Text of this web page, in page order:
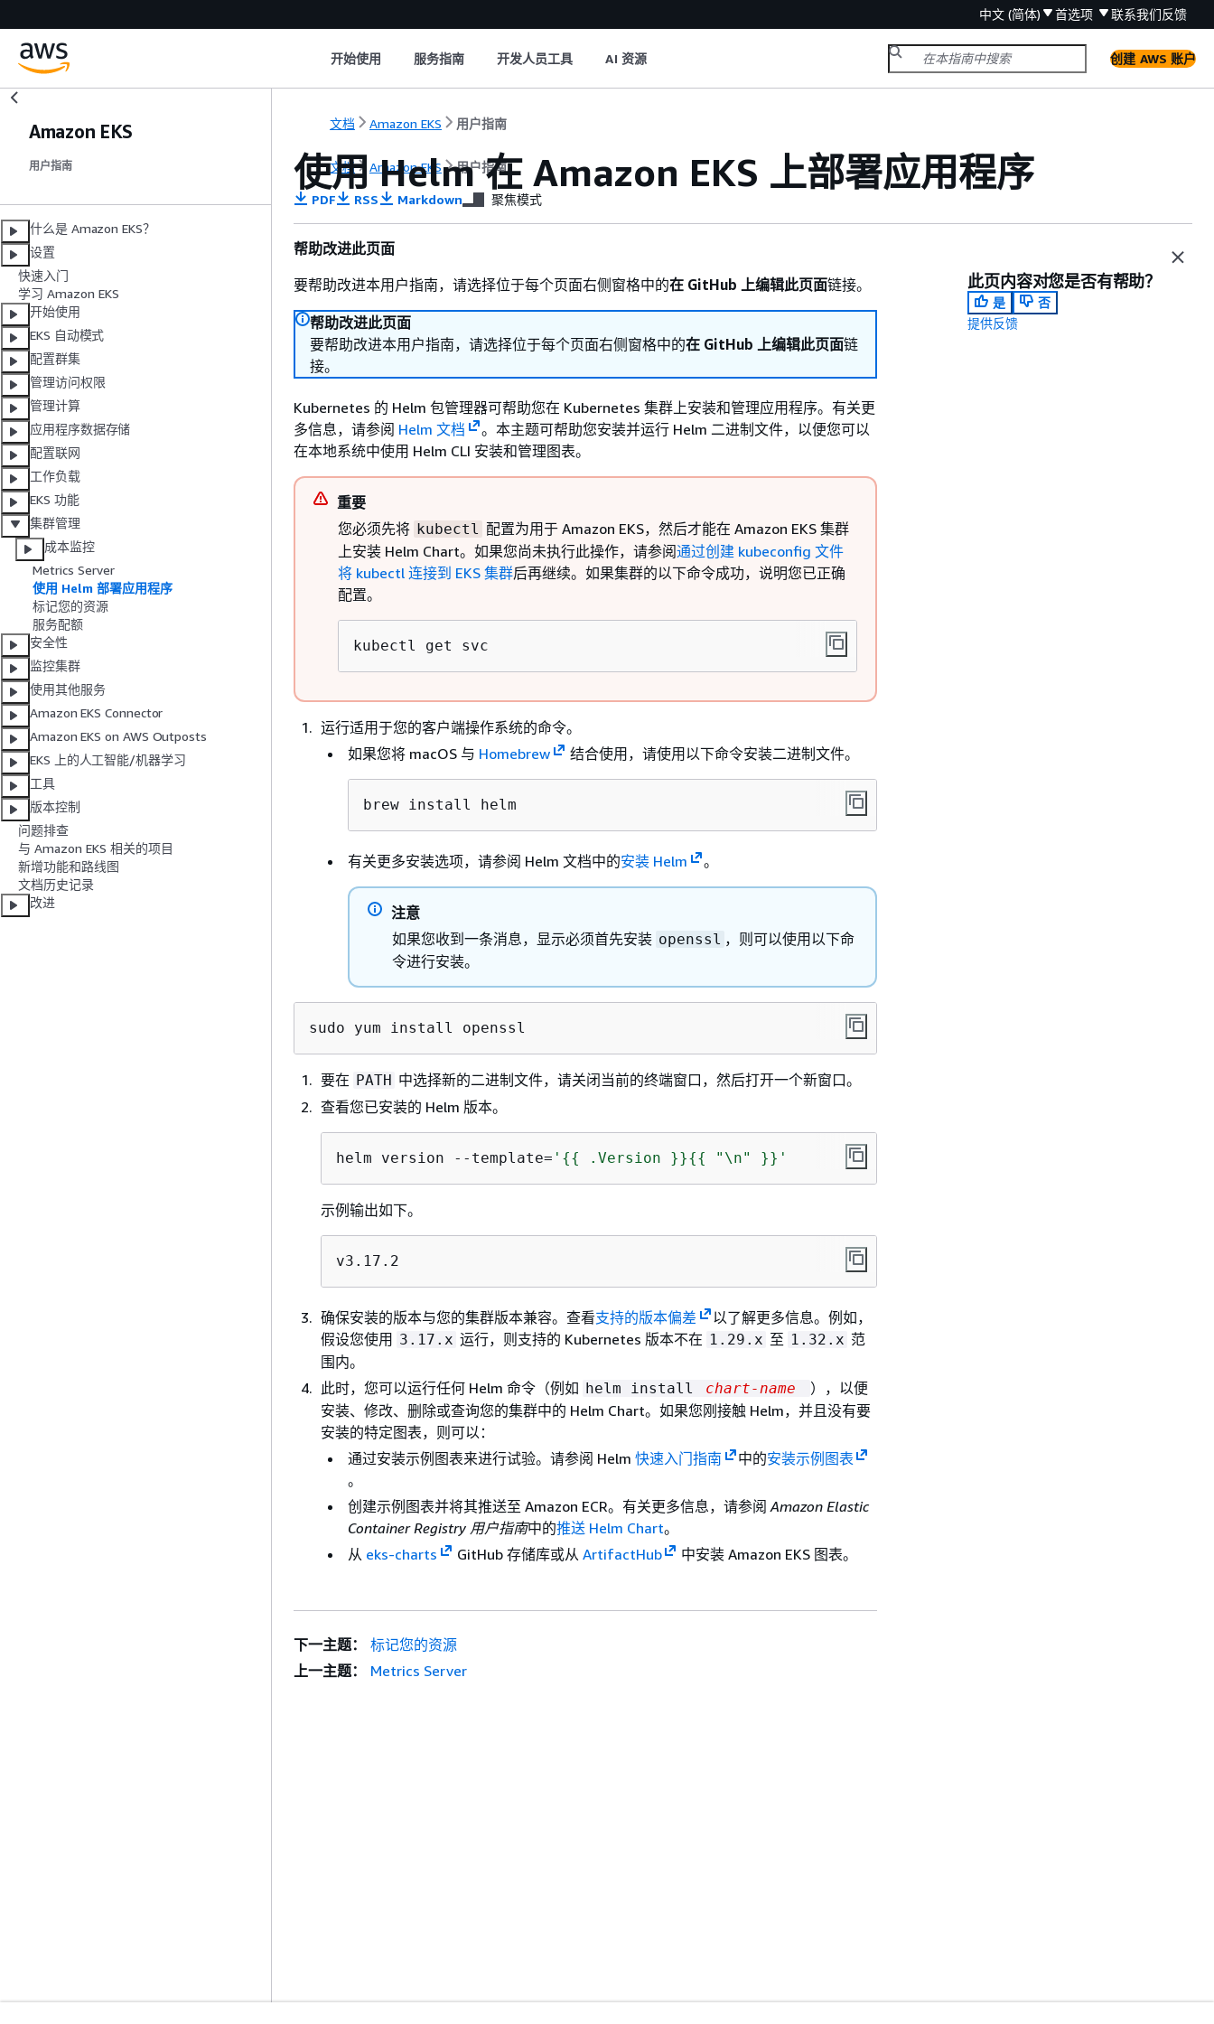
中文 (简体) 首选项 联系我们反馈
开始使用 服务指南 开发人员工具 AI 资源 创建 AWS 账户
Amazon EKS
用户指南
什么是 Amazon EKS？
设置
快速入门
学习 Amazon EKS
开始使用
EKS 自动模式
配置群集
管理访问权限
管理计算
应用程序数据存储
配置联网
工作负载
EKS 功能
集群管理
成本监控
Metrics Server
使用 Helm 部署应用程序
标记您的资源
服务配额
安全性
监控集群
使用其他服务
Amazon EKS Connector
Amazon EKS on AWS Outposts
EKS 上的人工智能/机器学习
工具
版本控制
问题排查
与 Amazon EKS 相关的项目
新增功能和路线图
文档历史记录
改进
文档 Amazon EKS 用户指南
文档 Amazon EKS 用户指南
使用 Helm 在 Amazon EKS 上部署应用程序
PDF RSS Markdown 聚焦模式
帮助改进此页面
要帮助改进本用户指南，请选择位于每个页面右侧窗格中的在 GitHub 上编辑此页面链接。
帮助改进此页面
要帮助改进本用户指南，请选择位于每个页面右侧窗格中的在 GitHub 上编辑此页面链
接。
Kubernetes 的 Helm 包管理器可帮助您在 Kubernetes 集群上安装和管理应用程序。有关更
多信息，请参阅 Helm 文档
。本主题可帮助您安装并运行 Helm 二进制文件，以便您可以
在本地系统中使用 Helm CLI 安装和管理图表。
重要
您必须先将 kubectl 配置为用于 Amazon EKS，然后才能在 Amazon EKS 集群
上安装 Helm Chart。如果您尚未执行此操作，请参阅通过创建 kubeconfig 文件
将 kubectl 连接到 EKS 集群后再继续。如果集群的以下命令成功，说明您已正确
配置。
kubectl get svc
运行适用于您的客户端操作系统的命令。
如果您将 macOS 与 Homebrew 结合使用，请使用以下命令安装二进制文件。
brew install helm
有关更多安装选项，请参阅 Helm 文档中的安装 Helm 。
注意
如果您收到一条消息，显示必须首先安装 openssl ，则可以使用以下命
令进行安装。
sudo yum install openssl
要在 PATH 中选择新的二进制文件，请关闭当前的终端窗口，然后打开一个新窗口。
查看您已安装的 Helm 版本。
helm version --template= ' {{ .Version }}{{ "\n" }}'
示例输出如下。
v3.17.2
确保安装的版本与您的集群版本兼容。查看支持的版本偏差
以了解更多信息。例如，
假设您使用 3.17.x 运行，则支持的 Kubernetes 版本不在 1.29.x 至 1.32.x 范
围内。
此时，您可以运行任何 Helm 命令（例如 helm install chart-name
），以便
安装、修改、删除或查询您的集群中的 Helm Chart。如果您刚接触 Helm，并且没有要
安装的特定图表，则可以：
通过安装示例图表来进行试验。请参阅 Helm 快速入门指南 中的安装示例图表
。
创建示例图表并将其推送至 Amazon ECR。有关更多信息，请参阅Amazon Elastic
Container Registry 用户指南中的推送 Helm Chart。
从 eks-charts GitHub 存储库或从 ArtifactHub 中安装 Amazon EKS 图表。
此页内容对您是否有帮助？
是
否
提供反馈
下一主题：
标记您的资源
上一主题：
Metrics Server